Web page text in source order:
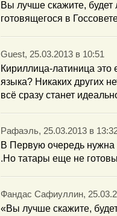
Вы лучше скажите,
готовящегося в
Guest, 25.03.2013 в 10:51
Кириллица-латиница это
языка? Никаких других
всё сразу станет
Рафаэль, 25.03.2013 в
В Первую очередь нужна
.Но татары еще не
Фандас Сафиуллин,
«Вы лучше скажите,